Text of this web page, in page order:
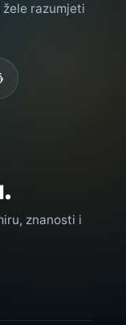
razumjeti
znanosti i